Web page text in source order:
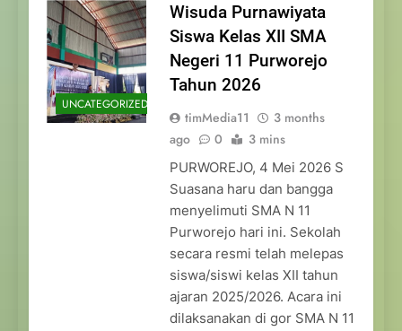
UNCATEGORIZED
Wisuda Purnawiyata
Siswa Kelas XII SMA
Negeri 11 Purworejo
Tahun 2026
timMedia11
3 months
ago
0 3 mins
PURWOREJO, 4 Mei 2026 S
Suasana haru dan bangga
menyelimuti SMA N 11
Purworejo hari ini. Sekolah
secara resmi telah melepas
siswa/siswi kelas XII tahun
ajaran 2025/2026. Acara ini
dilaksanakan di gor SMA N 11